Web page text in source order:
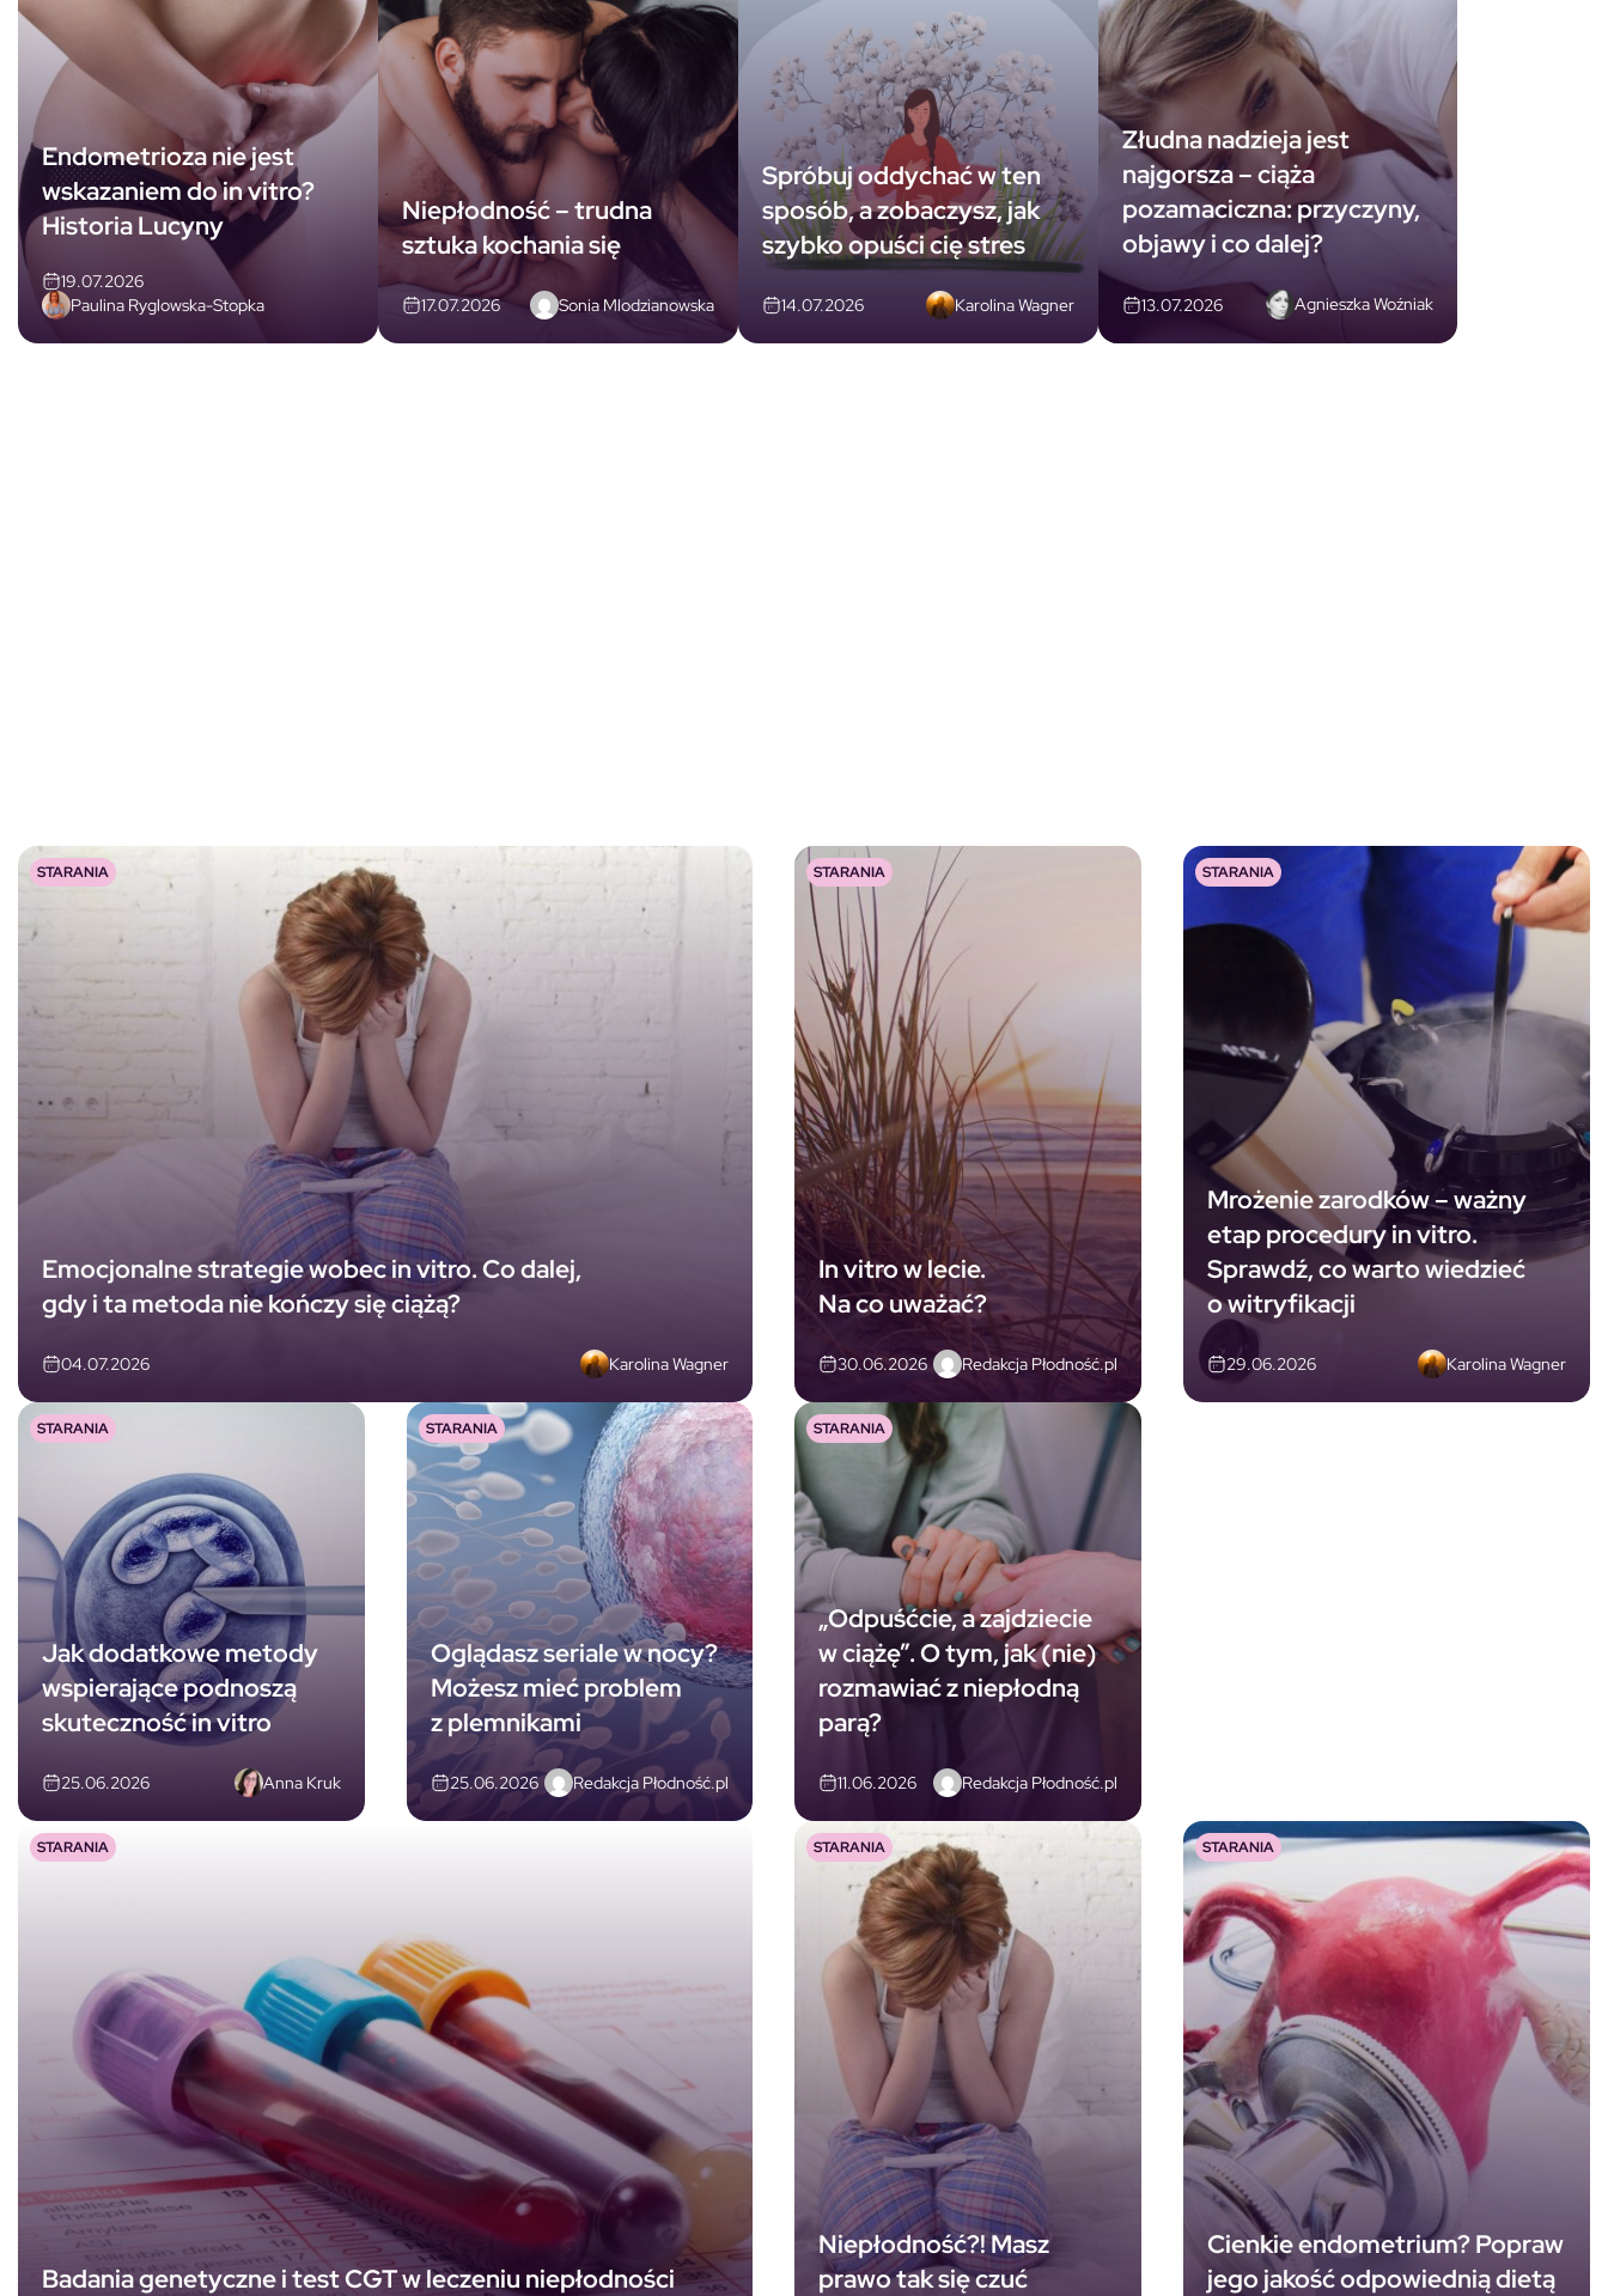
Endometrioza nie jest
wskazaniem do in vitro?
Historia Lucyny
19.07.2026
Paulina Ryglowska-Stopka
Niepłodność – trudna
sztuka kochania się
17.07.2026 Sonia Mlodzianowska
Spróbuj oddychać w ten
sposób, a zobaczysz, jak
szybko opuści cię stres
14.07.2026 Karolina Wagner
Złudna nadzieja jest
najgorsza – ciąża
pozamaciczna: przyczyny,
objawy i co dalej?
13.07.2026 Agnieszka Woźniak
Emocjonalne strategie wobec in vitro. Co dalej,
gdy i ta metoda nie kończy się ciążą?
04.07.2026 Karolina Wagner
STARANIA
In vitro w lecie.
Na co uważać?
30.06.2026 Redakcja Płodność.pl
STARANIA
Mrożenie zarodków – ważny
etap procedury in vitro.
Sprawdź, co warto wiedzieć
o witryfikacji
29.06.2026 Karolina Wagner
STARANIA
Jak dodatkowe metody
wspierające podnoszą
skuteczność in vitro
25.06.2026 Anna Kruk
STARANIA
Oglądasz seriale w nocy?
Możesz mieć problem
z plemnikami
25.06.2026 Redakcja Płodność.pl
STARANIA
„Odpuśćcie, a zajdziecie
w ciążę”. O tym, jak (nie)
rozmawiać z niepłodną
parą?
11.06.2026 Redakcja Płodność.pl
STARANIA
Badania genetyczne i test CGT w leczeniu niepłodności
STARANIA
Niepłodność?! Masz
prawo tak się czuć
STARANIA
Cienkie endometrium? Popraw
jego jakość odpowiednią dietą
STARANIA